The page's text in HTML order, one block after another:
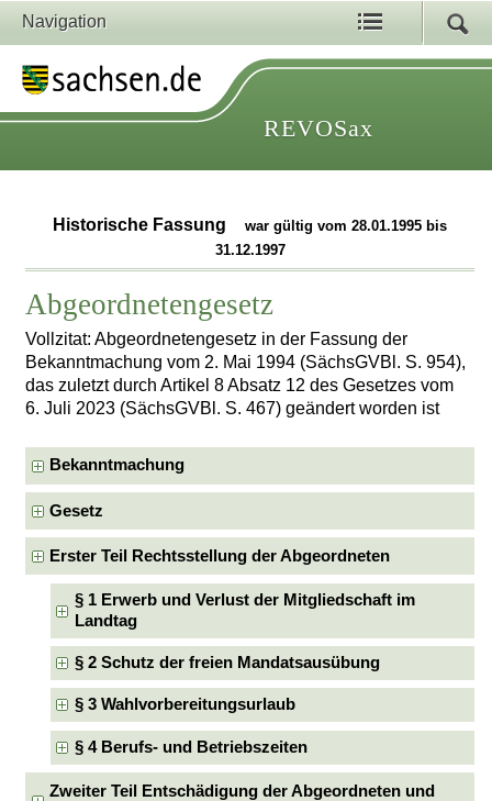
Navigation
REVOSax
Historische Fassung
war gültig vom 28.01.1995 bis
31.12.1997
Abgeordnetengesetz
Vollzitat: Abgeordnetengesetz in der Fassung der
Bekanntmachung vom 2. Mai 1994 (SächsGVBl. S. 954),
das zuletzt durch Artikel 8 Absatz 12 des Gesetzes vom
6. Juli 2023 (SächsGVBl. S. 467) geändert worden ist
Bekanntmachung
Gesetz
Erster Teil Rechtsstellung der Abgeordneten
§ 1 Erwerb und Verlust der Mitgliedschaft im
Landtag
§ 2 Schutz der freien Mandatsausübung
§ 3 Wahlvorbereitungsurlaub
§ 4 Berufs- und Betriebszeiten
Zweiter Teil Entschädigung der Abgeordneten und